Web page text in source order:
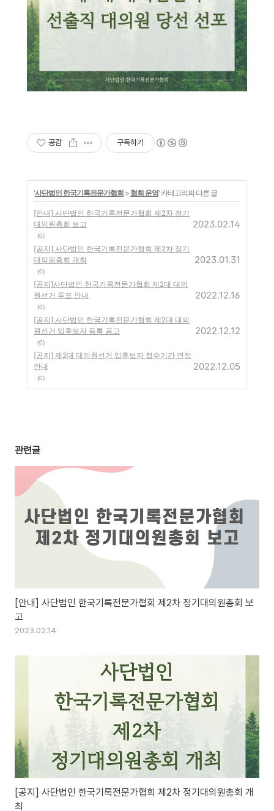
공감 구독하기
'사단법인 한국기록전문가협회 > 협회 운영' 카테고리의 다른 글
[안내] 사단법인 한국기록전문가협회 제2차 정기
대의원총회 보고
(0)
2023.02.14
[공지] 사단법인 한국기록전문가협회 제2차 정기
대의원총회 개최
(0)
2023.01.31
[공지]사단법인 한국기록전문가협회 제2대 대의
원선거 투표 안내
(0)
2022.12.16
[공지] 사단법인 한국기록전문가협회 제2대 대의
원선거 입후보자 등록 공고
(0)
2022.12.12
[공지] 제2대 대의원선거 입후보자 접수기간 연장
안내
(0)
2022.12.05
관련글
[안내] 사단법인 한국기록전문가협회 제2차 정기대의원총회 보
고
2023.02.14
[공지] 사단법인 한국기록전문가협회 제2차 정기대의원총회 개
최